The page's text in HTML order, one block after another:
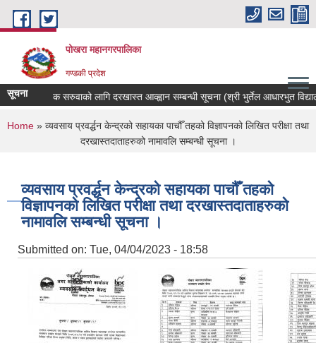
Skip to main content
पोखरा महानगरपालिका
गण्डकी प्रदेश
सूचनाशिक्षक सरुवाको लागि दरखास्त आव्ह्वान सम्बन्धी सूचना (श्री भुर्तेल आधारभुत विद्यालय)
You are here
Home » व्यवसाय प्रवर्द्धन केन्द्रको सहायका पाचौँ तहको विज्ञापनको लिखित परीक्षा तथा
दरखास्तदाताहरुको नामावलि सम्बन्धी सूचना ।
व्यवसाय प्रवर्द्धन केन्द्रको सहायका पाचौँ तहको
विज्ञापनको लिखित परीक्षा तथा दरखास्तदाताहरुको
नामावलि सम्बन्धी सूचना ।
Submitted on: Tue, 04/04/2023 - 18:58